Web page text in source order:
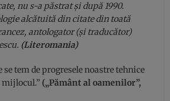
nu s-a păstrat și după 1990.
alcătuită din citate din toată
antologator (și traducător)
(Literomania)
se tem de progresele noastre tehnice
mijlocul.” („Pământ al oamenilor”,